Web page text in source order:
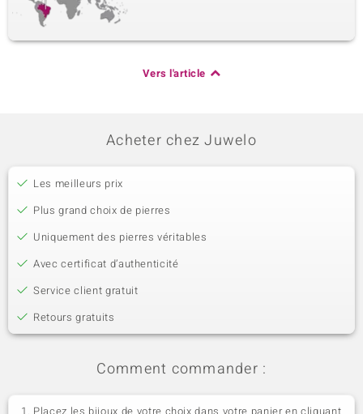
Vers l'article
Acheter chez Juwelo
Les meilleurs prix
Plus grand choix de pierres
Uniquement des pierres véritables
Avec certificat d’authenticité
Service client gratuit
Retours gratuits
Comment commander :